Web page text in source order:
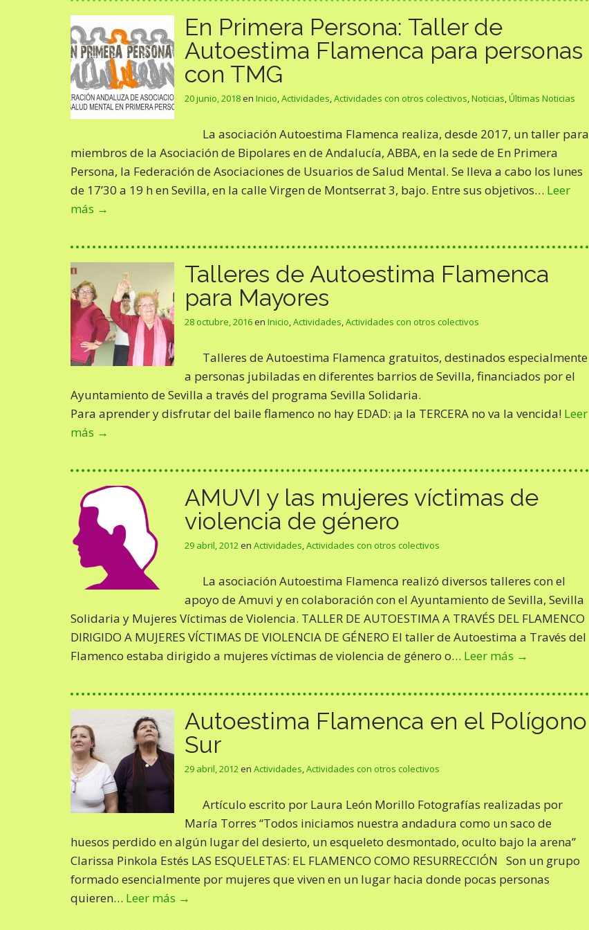
En Primera Persona: Taller de
Autoestima Flamenca para personas
con TMG
20 junio, 2018en Inicio,Actividades,Actividades con otros colectivos,Noticias,Últimas Noticias
La asociación Autoestima Flamenca realiza, desde 2017, un taller para
miembros de la Asociación de Bipolares en de Andalucía, ABBA, en la sede de En Primera
Persona, la Federación de Asociaciones de Usuarios de Salud Mental. Se lleva a cabo los lunes
de 17’30 a 19 h en Sevilla, en la calle Virgen de Montserrat 3, bajo. Entre sus objetivos… Leer
más →
Talleres de Autoestima Flamenca
para Mayores
28 octubre, 2016en Inicio,Actividades,Actividades con otros colectivos
Talleres de Autoestima Flamenca gratuitos, destinados especialmente
a personas jubiladas en diferentes barrios de Sevilla, financiados por el
Ayuntamiento de Sevilla a través del programa Sevilla Solidaria.
Para aprender y disfrutar del baile flamenco no hay EDAD: ¡a la TERCERA no va la vencida! Leer
más →
AMUVI y las mujeres víctimas de
violencia de género
29 abril, 2012en Actividades,Actividades con otros colectivos
La asociación Autoestima Flamenca realizó diversos talleres con el
apoyo de Amuvi y en colaboración con el Ayuntamiento de Sevilla, Sevilla
Solidaria y Mujeres Víctimas de Violencia. TALLER DE AUTOESTIMA A TRAVÉS DEL FLAMENCO
DIRIGIDO A MUJERES VÍCTIMAS DE VIOLENCIA DE GÉNERO El taller de Autoestima a Través del
Flamenco estaba dirigido a mujeres víctimas de violencia de género o… Leer más →
Autoestima Flamenca en el Polígono
Sur
29 abril, 2012en Actividades,Actividades con otros colectivos
Artículo escrito por Laura León Morillo Fotografías realizadas por
María Torres “Todos iniciamos nuestra andadura como un saco de
huesos perdido en algún lugar del desierto, un esqueleto desmontado, oculto bajo la arena”
Clarissa Pinkola Estés LAS ESQUELETAS: EL FLAMENCO COMO RESURRECCIÓN Son un grupo
formado esencialmente por mujeres que viven en un lugar hacia donde pocas personas
quieren… Leer más →